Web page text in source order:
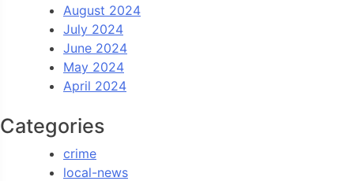
August 2024
July 2024
June 2024
May 2024
April 2024
Categories
crime
local-news